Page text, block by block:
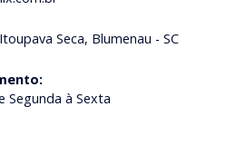
Seca, Blumenau - SC
:
Segunda à Sexta